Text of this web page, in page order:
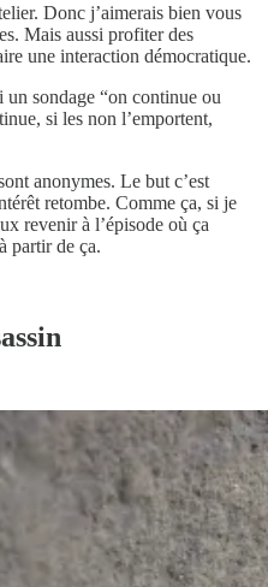
Donc j’aimerais bien vous
Mais aussi profiter des
une interaction démocratique.
un sondage “on continue ou
si les non l’emportent,
anonymes. Le but c’est
retombe. Comme ça, si je
revenir à l’épisode où ça
partir de ça.